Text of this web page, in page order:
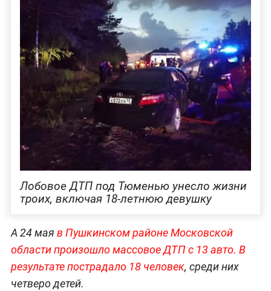
Лобовое ДТП под Тюменью унесло жизни
троих, включая 18-летнюю девушку
А 24 мая в Пушкинском районе Московской
области произошло массовое ДТП с 13 авто. В
результате пострадало 18 человек, среди них
четверо детей.